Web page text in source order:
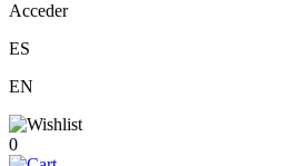
Acceder
ES
EN
0